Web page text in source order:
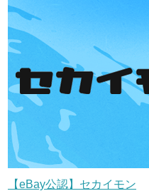
【eBay公認】セカイモン